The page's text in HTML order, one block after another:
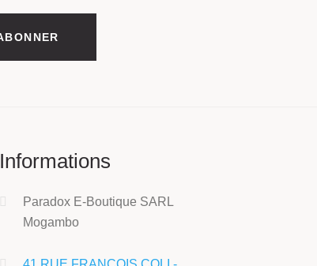
Informations
Paradox E-Boutique SARL
Mogambo